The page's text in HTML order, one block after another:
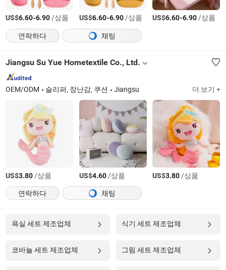
US$6.60-6.90/상품 US$6.60-6.90/상품 US$6.60-6.90/상품
연락하다
채팅
Jiangsu Su Yue Hometextile Co., Ltd.
OEM/ODM 슬리퍼, 장난감, 쿠션 Jiangsu 더 보기 +
US$3.80/상품 US$4.60/상품 US$3.80/상품
연락하다
채팅
욕실 세트 제조업체 식기 세트 제조업체
코바늘 세트 제조업체 그림 세트 제조업체